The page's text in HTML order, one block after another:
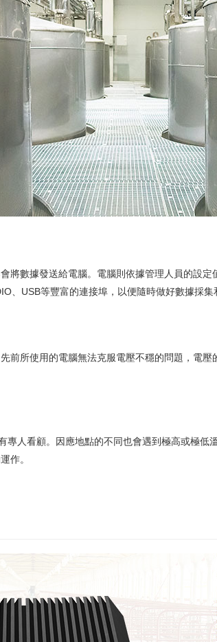
將數據發送給電腦。電腦則依據管理人員的設
、USB等豐富的連接埠，以便隨時做好數據採集
前所使用的電腦無法克服電壓不穩的問題，電
專人看顧。因應地點的不同也會遇到極高或極
作。